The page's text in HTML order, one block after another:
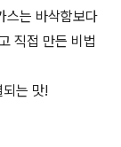
스는 바삭함보다
직접 만든 비법
는 맛!